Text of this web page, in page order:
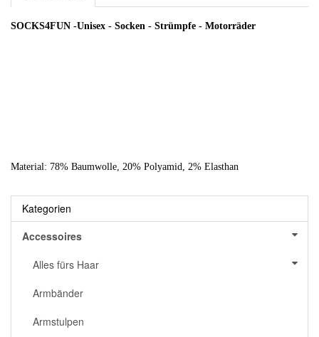
SOCKS4FUN -Unisex - Socken - Strümpfe - Motorräder
Material: 78% Baumwolle, 20% Polyamid, 2% Elasthan
Kategorien
Accessoires
Alles fürs Haar
Armbänder
Armstulpen